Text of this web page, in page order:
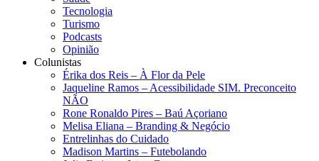
Tecnologia
Turismo
Podcasts
Opinião
Colunistas
Érika dos Reis​ – À Flor da Pele
Jaqueline Ramos – Acessibilidade SIM. Preconceito
NÃO
Rone Ronaldo Pires – Baú Açoriano
Melisa Eliana – Branding & Negócio
Entrelinhas do Cuidado
Madison Martins – Futebolando